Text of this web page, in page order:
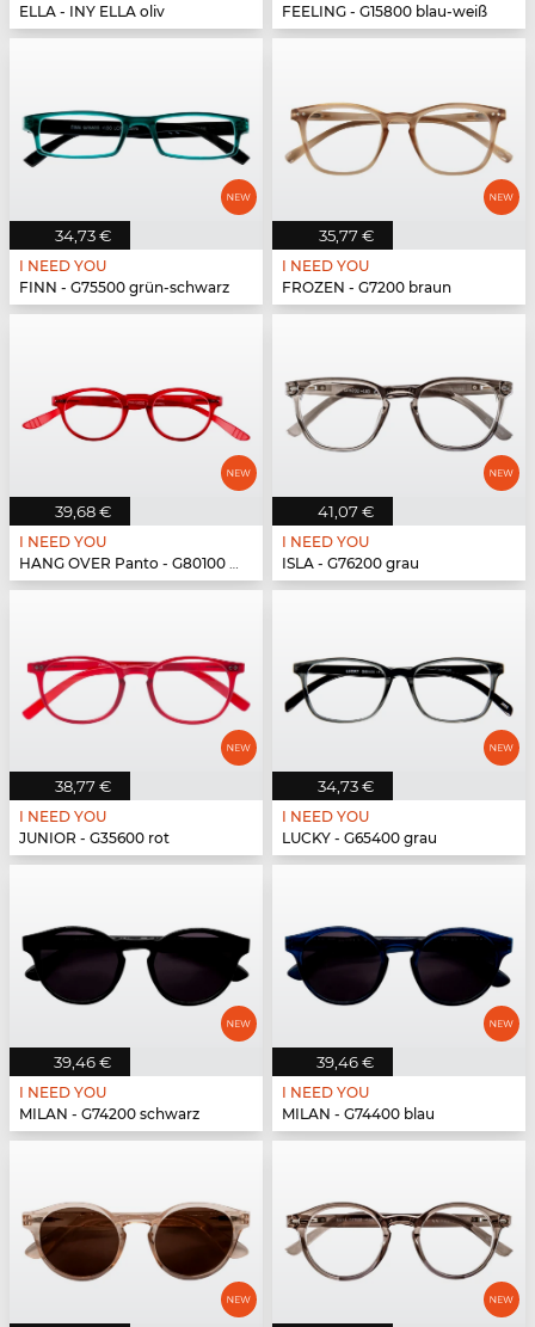
ELLA - INY ELLA oliv
FEELING - G15800 blau-weiß
34,73 €
I NEED YOU
FINN - G75500 grün-schwarz
35,77 €
I NEED YOU
FROZEN - G7200 braun
39,68 €
I NEED YOU
HANG OVER Panto - G80100 rot
41,07 €
I NEED YOU
ISLA - G76200 grau
38,77 €
I NEED YOU
JUNIOR - G35600 rot
34,73 €
I NEED YOU
LUCKY - G65400 grau
39,46 €
I NEED YOU
MILAN - G74200 schwarz
39,46 €
I NEED YOU
MILAN - G74400 blau